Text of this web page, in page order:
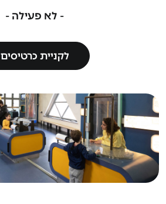
- לא פעילה -
לקניית כרטיסים